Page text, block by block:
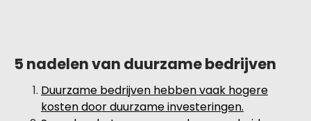
5 nadelen van duurzame bedrijven
Duurzame bedrijven hebben vaak hogere
kosten door duurzame investeringen.